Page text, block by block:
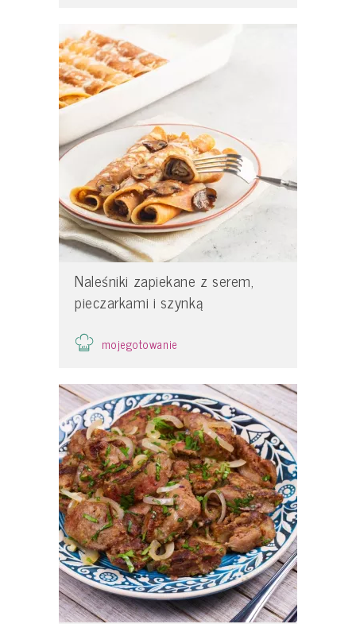
Naleśniki zapiekane z serem,
pieczarkami i szynką
mojegotowanie